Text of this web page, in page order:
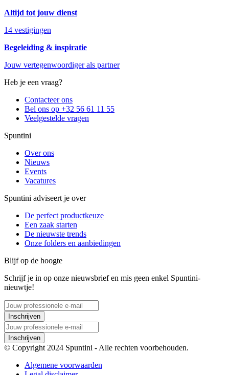
Altijd tot jouw dienst
14 vestigingen
Begeleiding & inspiratie
Jouw vertegenwoordiger als partner
Heb je een vraag?
Contacteer ons
Bel ons op +32 56 61 11 55
Veelgestelde vragen
Spuntini
Over ons
Nieuws
Events
Vacatures
Spuntini adviseert je over
De perfect productkeuze
Een zaak starten
De nieuwste trends
Onze folders en aanbiedingen
Blijf op de hoogte
Schrijf je in op onze nieuwsbrief en mis geen enkel Spuntini-
nieuwtje!
Inschrijven
Inschrijven
© Copyright 2024 Spuntini - Alle rechten voorbehouden.
Algemene voorwaarden